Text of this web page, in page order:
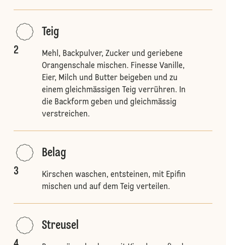
2
Teig
Mehl, Backpulver, Zucker und geriebene
Orangenschale mischen. Finesse Vanille,
Eier, Milch und Butter beigeben und zu
einem gleichmässigen Teig verrühren. In
die Backform geben und gleichmässig
verstreichen.
3
Belag
Kirschen waschen, entsteinen, mit Epifin
mischen und auf dem Teig verteilen.
Streusel